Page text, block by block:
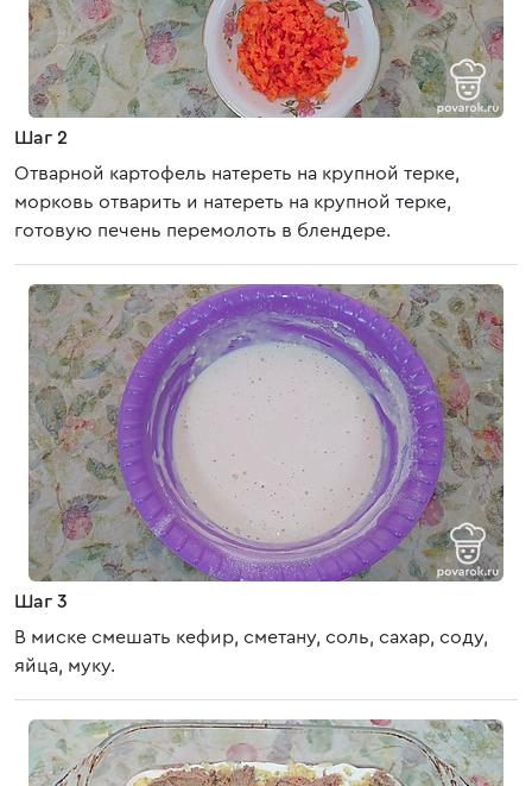
Шаг 2
Отварной картофель натереть на крупной терке,
морковь отварить и натереть на крупной терке,
готовую печень перемолоть в блендере.
Шаг 3
В миске смешать кефир, сметану, соль, сахар, соду,
яйца, муку.